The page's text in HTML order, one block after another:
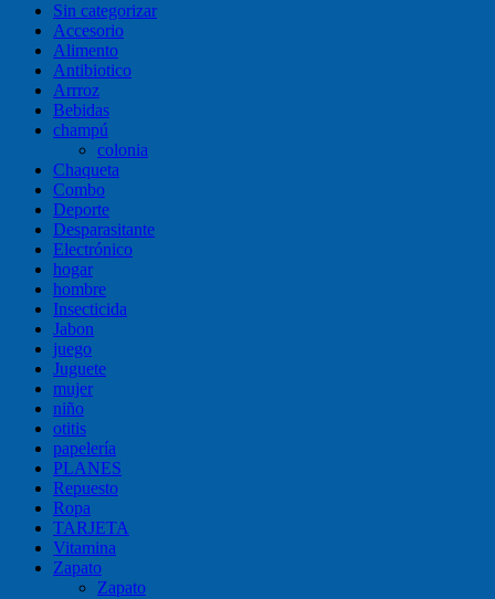
Sin categorizar
Accesorio
Alimento
Antibiotico
Arrroz
Bebidas
champú
colonia
Chaqueta
Combo
Deporte
Desparasitante
Electrónico
hogar
hombre
Insecticida
Jabon
juego
Juguete
mujer
niño
otitis
papelería
PLANES
Repuesto
Ropa
TARJETA
Vitamina
Zapato
Zapato